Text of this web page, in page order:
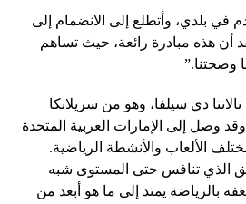
بلدي، وأتطلع إلى الانضمام إلى
أن هذه مبادرة رائعة، حيث تساهم
وصحتنا.”
دي سيلفا، وهو من سريلانكا
العمر 36 عاماً، وقد وصل إلى الإمارات العربية المتحدة
الألعاب والأنشطة الرياضية.
الذي تنافس حتى المستوى شبه
بالرياضة يمتد إلى ما هو أبعد من